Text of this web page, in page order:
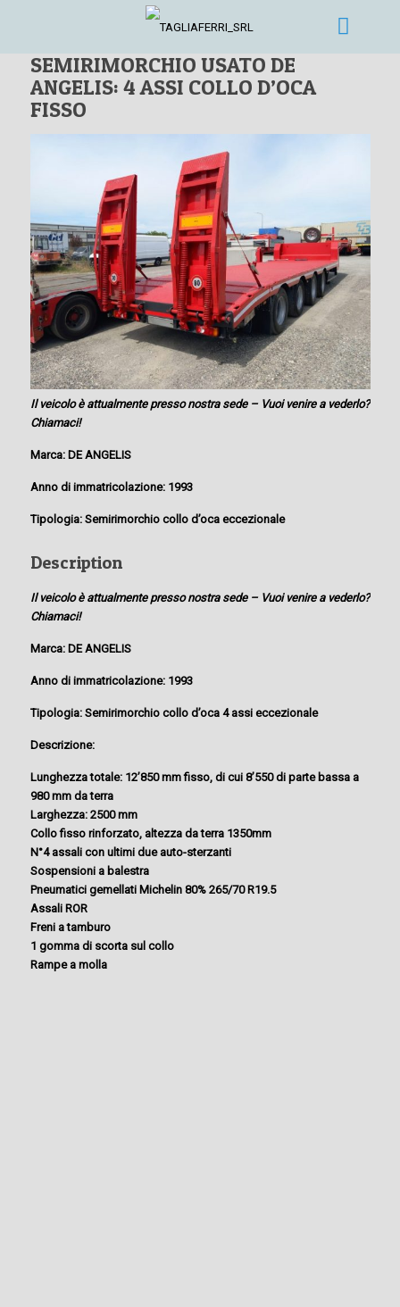
SEMIRIMORCHIO USATO DE
ANGELIS: 4 ASSI COLLO D’OCA
FISSO
Il veicolo è attualmente presso nostra sede – Vuoi venire a vederlo?
Chiamaci!
Marca: DE ANGELIS
Anno di immatricolazione: 1993
Tipologia: Semirimorchio collo d’oca eccezionale
Description
Il veicolo è attualmente presso nostra sede – Vuoi venire a vederlo?
Chiamaci!
Marca: DE ANGELIS
Anno di immatricolazione: 1993
Tipologia: Semirimorchio collo d’oca 4 assi eccezionale
Descrizione:
Lunghezza totale: 12’850 mm fisso, di cui 8’550 di parte bassa a
980 mm da terra
Larghezza: 2500 mm
Collo fisso rinforzato, altezza da terra 1350mm
N°4 assali con ultimi due auto-sterzanti
Sospensioni a balestra
Pneumatici gemellati Michelin 80% 265/70 R19.5
Assali ROR
Freni a tamburo
1 gomma di scorta sul collo
Rampe a molla